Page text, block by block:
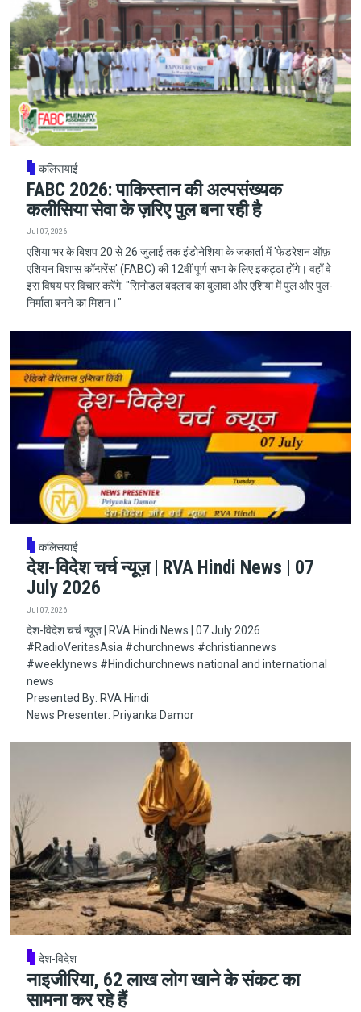
कलिसयाई
FABC 2026: पाकिस्तान की अल्पसंख्यक
कलीसिया सेवा के ज़रिए पुल बना रही है
Jul 07, 2026
एशिया भर के बिशप 20 से 26 जुलाई तक इंडोनेशिया के जकार्ता में 'फेडरेशन ऑफ़
एशियन बिशप्स कॉन्फ़्रेंस' (FABC) की 12वीं पूर्ण सभा के लिए इकट्ठा होंगे। वहाँ वे
इस विषय पर विचार करेंगे: "सिनोडल बदलाव का बुलावा और एशिया में पुल और पुल-
निर्माता बनने का मिशन।"
कलिसयाई
देश-विदेश चर्च न्यूज़ | RVA Hindi News | 07
July 2026
Jul 07, 2026
देश-विदेश चर्च न्यूज़ | RVA Hindi News | 07 July 2026
#RadioVeritasAsia​​​​​ #churchnews​​​​​ #christiannews​​​​​
#weeklynews​ #Hindichurchnews national and international
news
Presented By: RVA Hindi
News Presenter: Priyanka Damor
देश-विदेश
नाइजीरिया, 62 लाख लोग खाने के संकट का
सामना कर रहे हैं